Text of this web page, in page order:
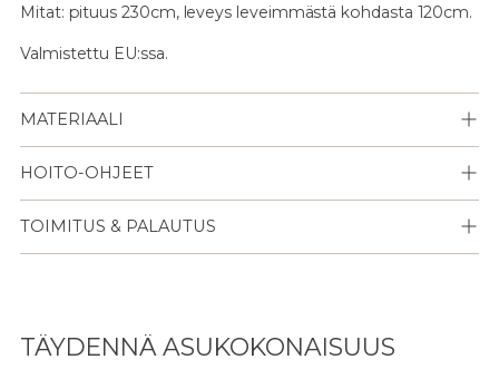
Mitat: pituus 230cm, leveys leveimmästä kohdasta 120cm.
Valmistettu EU:ssa.
MATERIAALI
HOITO-OHJEET
TOIMITUS & PALAUTUS
ostoskoriisi
TÄYDENNÄ ASUKOKONAISUUS